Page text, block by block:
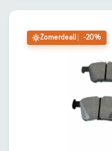
Zomerdeal! -20%